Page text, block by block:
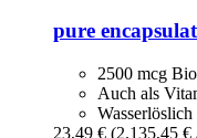
pure
2500 mcg
Auch als
Wasserlöslich
23,49 € (2.135,45 €